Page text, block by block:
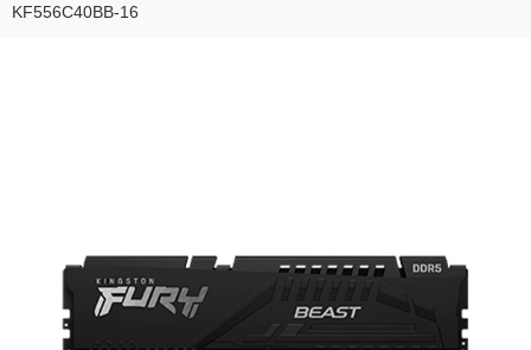
KF556C40BB-16